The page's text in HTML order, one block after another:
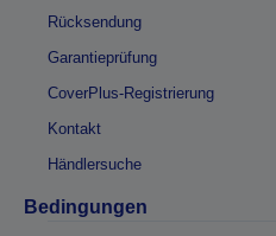
Rücksendung
Garantieprüfung
CoverPlus-Registrierung
Kontakt
Händlersuche
Bedingungen